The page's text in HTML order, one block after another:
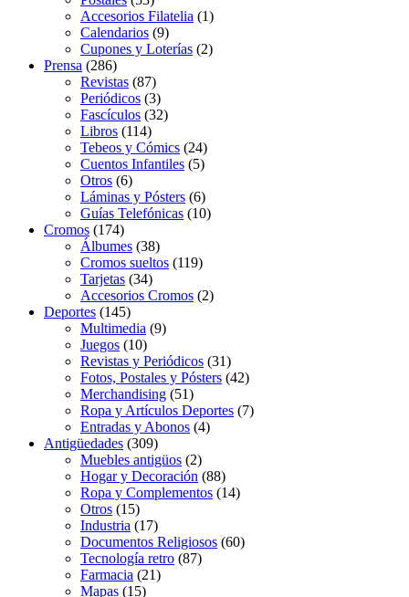
Accesorios Filatelia (1)
Calendarios (9)
Cupones y Loterías (2)
Prensa (286)
Revistas (87)
Periódicos (3)
Fascículos (32)
Libros (114)
Tebeos y Cómics (24)
Cuentos Infantiles (5)
Otros (6)
Láminas y Pósters (6)
Guías Telefónicas (10)
Cromos (174)
Álbumes (38)
Cromos sueltos (119)
Tarjetas (34)
Accesorios Cromos (2)
Deportes (145)
Multimedia (9)
Juegos (10)
Revistas y Periódicos (31)
Fotos, Postales y Pósters (42)
Merchandising (51)
Ropa y Artículos Deportes (7)
Entradas y Abonos (4)
Antigüedades (309)
Muebles antigüos (2)
Hogar y Decoración (88)
Ropa y Complementos (14)
Otros (15)
Industria (17)
Documentos Religiosos (60)
Tecnología retro (87)
Farmacia (21)
Mapas (15)